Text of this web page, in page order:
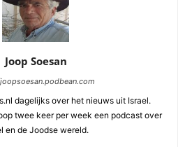
Joop Soesan
dagelijks over het nieuws uit Israel.
twee keer per week een podcast over
en de Joodse wereld.